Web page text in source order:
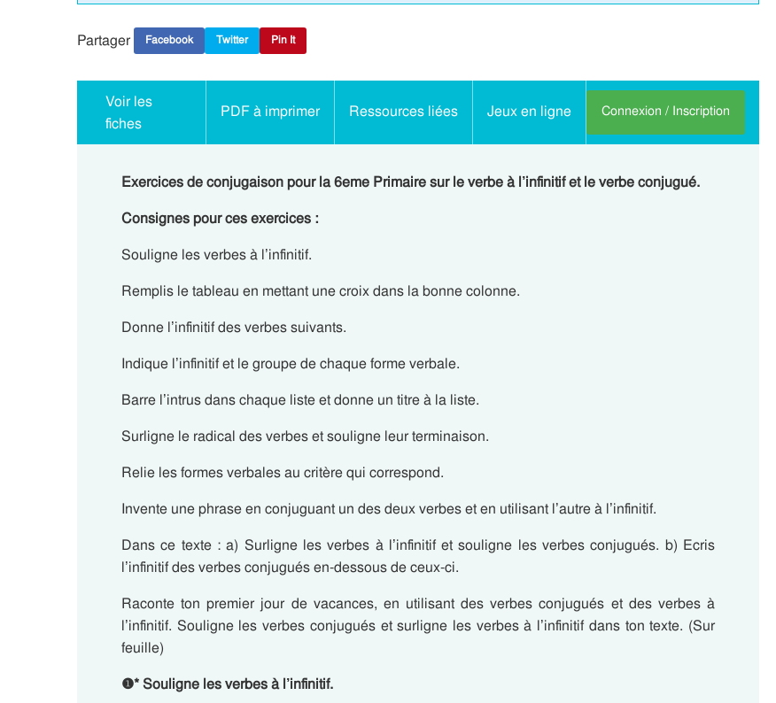
Partager Facebook Twitter Pin It
Voir les
fiches
PDF à imprimer Ressources liées Jeux en ligne Connexion / Inscription
Exercices de conjugaison pour la 6eme Primaire sur le verbe à l’infinitif et le verbe conjugué.
Consignes pour ces exercices :
Souligne les verbes à l’infinitif.
Remplis le tableau en mettant une croix dans la bonne colonne.
Donne l’infinitif des verbes suivants.
Indique l’infinitif et le groupe de chaque forme verbale.
Barre l’intrus dans chaque liste et donne un titre à la liste.
Surligne le radical des verbes et souligne leur terminaison.
Relie les formes verbales au critère qui correspond.
Invente une phrase en conjuguant un des deux verbes et en utilisant l’autre à l’infinitif.
Dans ce texte : a) Surligne les verbes à l’infinitif et souligne les verbes conjugués. b) Ecris
l’infinitif des verbes conjugués en-dessous de ceux-ci.
Raconte ton premier jour de vacances, en utilisant des verbes conjugués et des verbes à
l’infinitif. Souligne les verbes conjugués et surligne les verbes à l’infinitif dans ton texte. (Sur
feuille)
❶*Souligne les verbes à l’infinitif.